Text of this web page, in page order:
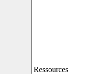
Ressources